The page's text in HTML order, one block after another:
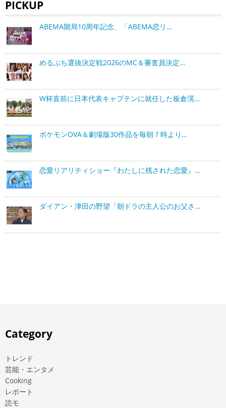
PICKUP
ABEMA開局10周年記念、「ABEMA恋リ…
めるぷち選抜決定戦2026のMC＆審査員決定…
W杯直前に日本代表キャプテンに就任した板倉滉…
ポケモンOVA＆劇場版30作品を毎朝７時より…
恋愛リアリティショー『わたしに残された恋愛』…
ダイアン・津田の野望「朝ドラの主人公のお父さ…
Category
トレンド
芸能・エンタメ
Cooking
レポート
読モ